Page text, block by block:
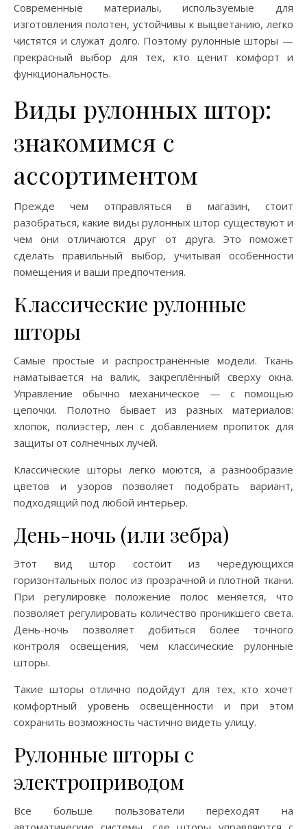
Современные материалы, используемые для
изготовления полотен, устойчивы к выцветанию, легко
чистятся и служат долго. Поэтому рулонные шторы —
прекрасный выбор для тех, кто ценит комфорт и
функциональность.
Виды рулонных штор:
знакомимся с
ассортиментом
Прежде чем отправляться в магазин, стоит
разобраться, какие виды рулонных штор существуют и
чем они отличаются друг от друга. Это поможет
сделать правильный выбор, учитывая особенности
помещения и ваши предпочтения.
Классические рулонные
шторы
Самые простые и распространённые модели. Ткань
наматывается на валик, закреплённый сверху окна.
Управление обычно механическое — с помощью
цепочки. Полотно бывает из разных материалов:
хлопок, полиэстер, лен с добавлением пропиток для
защиты от солнечных лучей.
Классические шторы легко моются, а разнообразие
цветов и узоров позволяет подобрать вариант,
подходящий под любой интерьер.
День-ночь (или зебра)
Этот вид штор состоит из чередующихся
горизонтальных полос из прозрачной и плотной ткани.
При регулировке положение полос меняется, что
позволяет регулировать количество проникшего света.
День-ночь позволяет добиться более точного
контроля освещения, чем классические рулонные
шторы.
Такие шторы отлично подойдут для тех, кто хочет
комфортный уровень освещённости и при этом
сохранить возможность частично видеть улицу.
Рулонные шторы с
электроприводом
Все больше пользователи переходят на